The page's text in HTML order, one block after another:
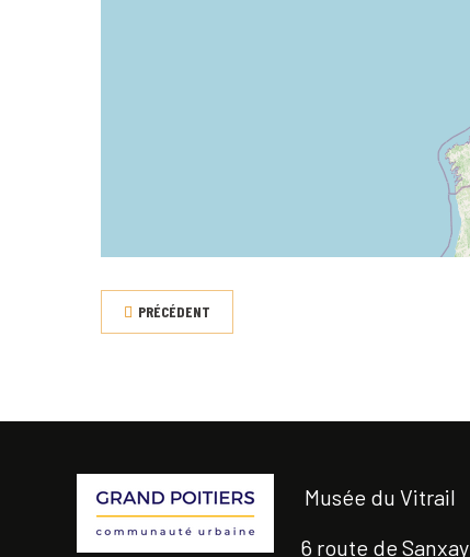
PRÉCÉDENT
Musée du Vitrail
6 route de Sanxay